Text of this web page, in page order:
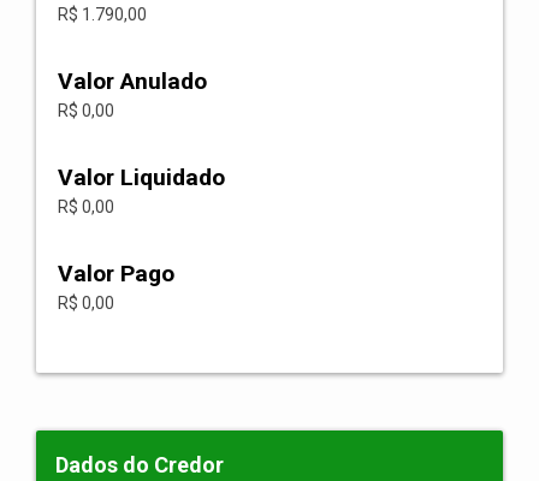
R$ 1.790,00
Valor Anulado
R$ 0,00
Valor Liquidado
R$ 0,00
Valor Pago
R$ 0,00
Dados do Credor